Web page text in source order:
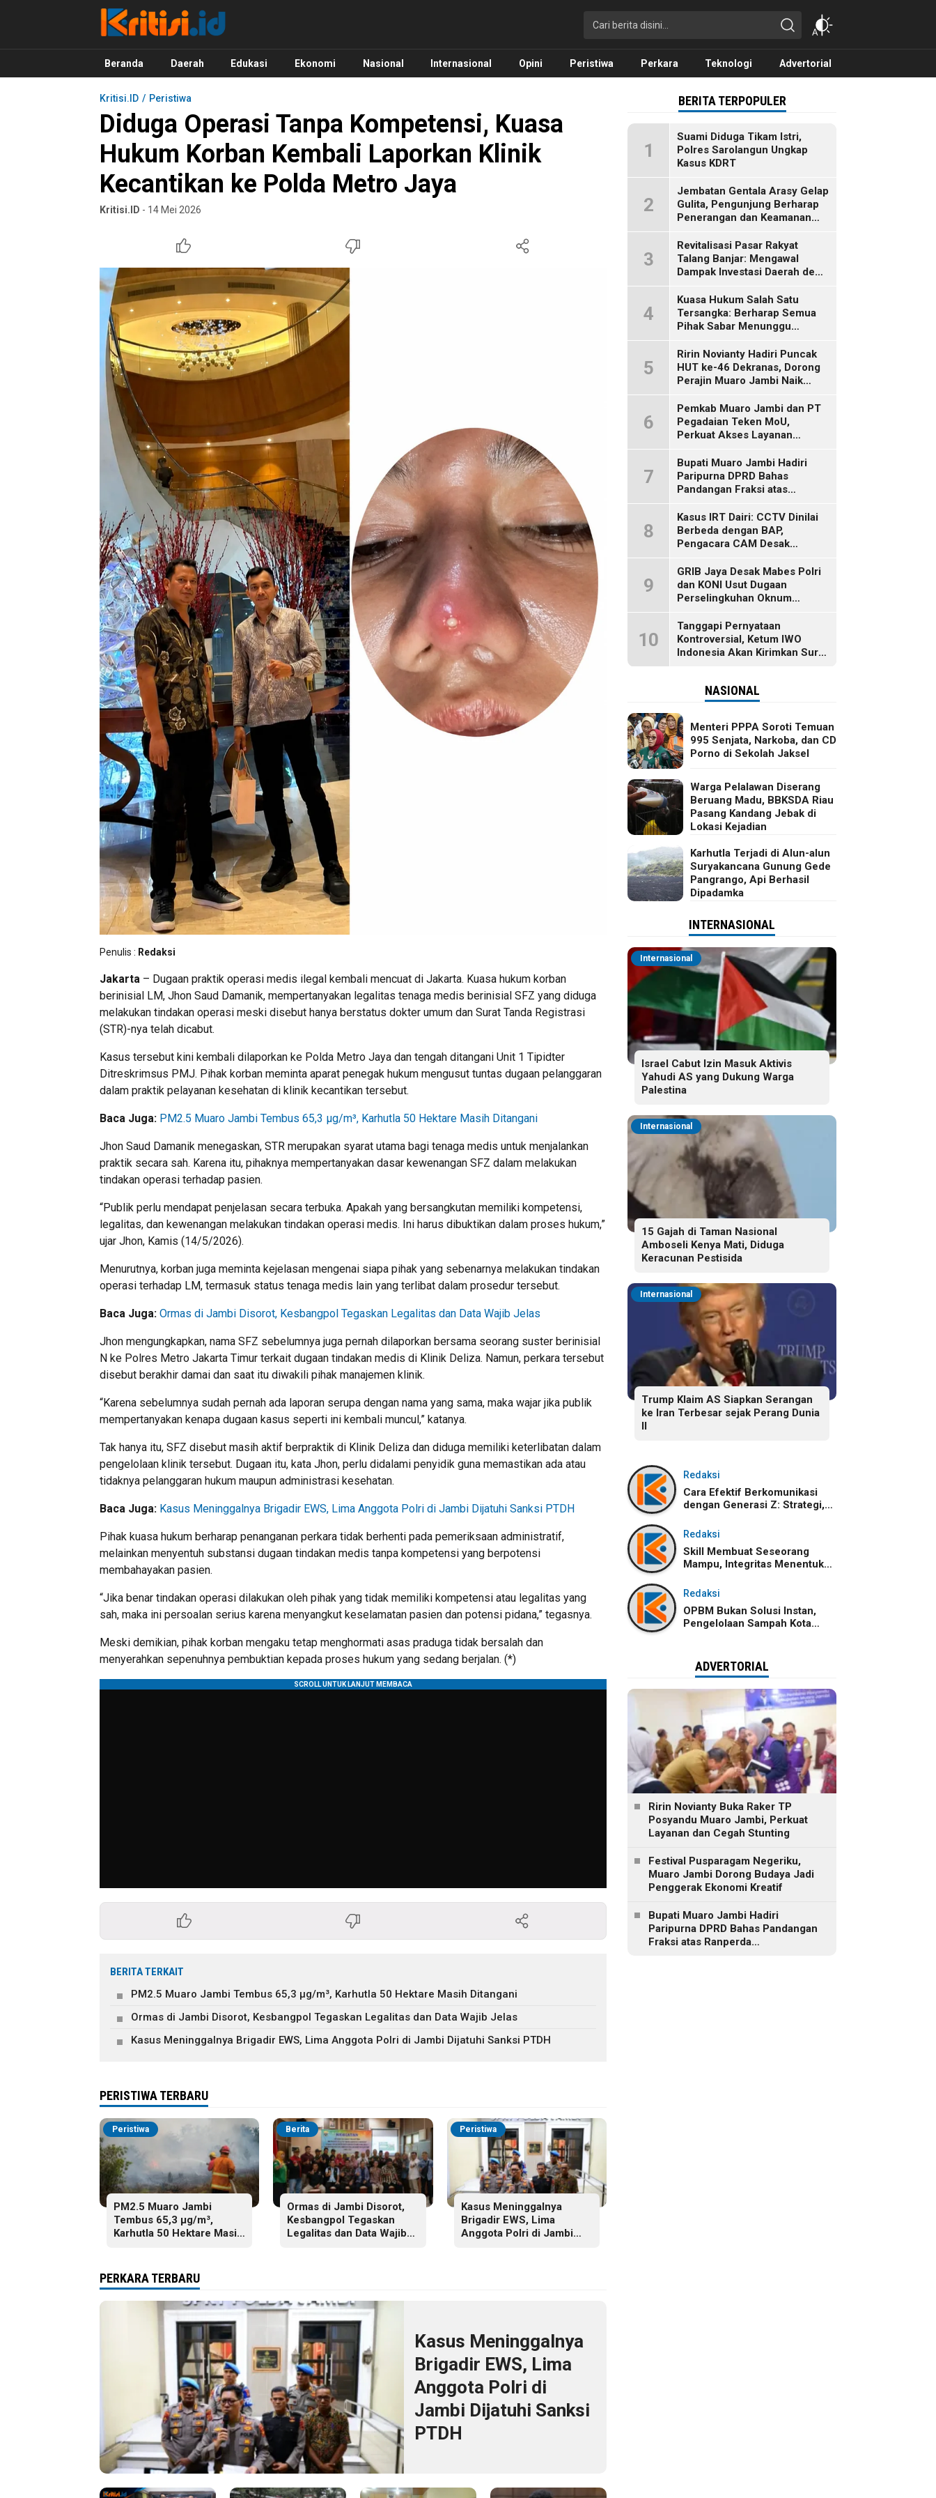
Kritisi.ID
Kritik untuk Negeri!
Beranda Daerah Edukasi Ekonomi Nasional Internasional Opini Peristiwa Perkara Teknologi Advertorial
Kritisi.ID Peristiwa
Diduga Operasi Tanpa Kompetensi, Kuasa
Hukum Korban Kembali Laporkan Klinik
Kecantikan ke Polda Metro Jaya
Kritisi.ID - 14 Mei 2026
Penulis : Redaksi
Jakarta – Dugaan praktik operasi medis ilegal kembali mencuat di Jakarta. Kuasa hukum korban
berinisial LM, Jhon Saud Damanik, mempertanyakan legalitas tenaga medis berinisial SFZ yang diduga
melakukan tindakan operasi meski disebut hanya berstatus dokter umum dan Surat Tanda Registrasi
(STR)-nya telah dicabut.
Kasus tersebut kini kembali dilaporkan ke Polda Metro Jaya dan tengah ditangani Unit 1 Tipidter
Ditreskrimsus PMJ. Pihak korban meminta aparat penegak hukum mengusut tuntas dugaan pelanggaran
dalam praktik pelayanan kesehatan di klinik kecantikan tersebut.
Baca Juga: PM2.5 Muaro Jambi Tembus 65,3 µg/m³, Karhutla 50 Hektare Masih Ditangani
Jhon Saud Damanik menegaskan, STR merupakan syarat utama bagi tenaga medis untuk menjalankan
praktik secara sah. Karena itu, pihaknya mempertanyakan dasar kewenangan SFZ dalam melakukan
tindakan operasi terhadap pasien.
“Publik perlu mendapat penjelasan secara terbuka. Apakah yang bersangkutan memiliki kompetensi,
legalitas, dan kewenangan melakukan tindakan operasi medis. Ini harus dibuktikan dalam proses hukum,”
ujar Jhon, Kamis (14/5/2026).
Menurutnya, korban juga meminta kejelasan mengenai siapa pihak yang sebenarnya melakukan tindakan
operasi terhadap LM, termasuk status tenaga medis lain yang terlibat dalam prosedur tersebut.
Baca Juga: Ormas di Jambi Disorot, Kesbangpol Tegaskan Legalitas dan Data Wajib Jelas
Jhon mengungkapkan, nama SFZ sebelumnya juga pernah dilaporkan bersama seorang suster berinisial
N ke Polres Metro Jakarta Timur terkait dugaan tindakan medis di Klinik Deliza. Namun, perkara tersebut
disebut berakhir damai dan saat itu diwakili pihak manajemen klinik.
“Karena sebelumnya sudah pernah ada laporan serupa dengan nama yang sama, maka wajar jika publik
mempertanyakan kenapa dugaan kasus seperti ini kembali muncul,” katanya.
Tak hanya itu, SFZ disebut masih aktif berpraktik di Klinik Deliza dan diduga memiliki keterlibatan dalam
pengelolaan klinik tersebut. Dugaan itu, kata Jhon, perlu didalami penyidik guna memastikan ada atau
tidaknya pelanggaran hukum maupun administrasi kesehatan.
Baca Juga: Kasus Meninggalnya Brigadir EWS, Lima Anggota Polri di Jambi Dijatuhi Sanksi PTDH
Pihak kuasa hukum berharap penanganan perkara tidak berhenti pada pemeriksaan administratif,
melainkan menyentuh substansi dugaan tindakan medis tanpa kompetensi yang berpotensi
membahayakan pasien.
“Jika benar tindakan operasi dilakukan oleh pihak yang tidak memiliki kompetensi atau legalitas yang
sah, maka ini persoalan serius karena menyangkut keselamatan pasien dan potensi pidana,” tegasnya.
Meski demikian, pihak korban mengaku tetap menghormati asas praduga tidak bersalah dan
menyerahkan sepenuhnya pembuktian kepada proses hukum yang sedang berjalan. (*)
BERITA TERKAIT
PM2.5 Muaro Jambi Tembus 65,3 µg/m³, Karhutla 50 Hektare Masih Ditangani
Ormas di Jambi Disorot, Kesbangpol Tegaskan Legalitas dan Data Wajib Jelas
Kasus Meninggalnya Brigadir EWS, Lima Anggota Polri di Jambi Dijatuhi Sanksi PTDH
PERISTIWA TERBARU
Peristiwa
PM2.5 Muaro Jambi
Tembus 65,3 µg/m³,
Karhutla 50 Hektare Masih
Berita
Ormas di Jambi Disorot,
Kesbangpol Tegaskan
Legalitas dan Data Wajib
Peristiwa
Kasus Meninggalnya
Brigadir EWS, Lima
Anggota Polri di Jambi
PERKARA TERBARU
Kasus Meninggalnya
Brigadir EWS, Lima
Anggota Polri di
Jambi Dijatuhi Sanksi
PTDH
BERITA TERPOPULER
1
Suami Diduga Tikam Istri,
Polres Sarolangun Ungkap
Kasus KDRT
2
Jembatan Gentala Arasy Gelap
Gulita, Pengunjung Berharap
Penerangan dan Keamanan
3
Revitalisasi Pasar Rakyat
Talang Banjar: Mengawal
Dampak Investasi Daerah demi
4
Kuasa Hukum Salah Satu
Tersangka: Berharap Semua
Pihak Sabar Menunggu
5
Ririn Novianty Hadiri Puncak
HUT ke-46 Dekranas, Dorong
Perajin Muaro Jambi Naik
6
Pemkab Muaro Jambi dan PT
Pegadaian Teken MoU,
Perkuat Akses Layanan
7
Bupati Muaro Jambi Hadiri
Paripurna DPRD Bahas
Pandangan Fraksi atas
Pertanggungjawaban APBD
2025
8
Kasus IRT Dairi: CCTV Dinilai
Berbeda dengan BAP,
Pengacara CAM Desak
9
GRIB Jaya Desak Mabes Polri
dan KONI Usut Dugaan
Perselingkuhan Oknum
10
Tanggapi Pernyataan
Kontroversial, Ketum IWO
Indonesia Akan Kirimkan Surat
NASIONAL
Menteri PPPA Soroti Temuan
995 Senjata, Narkoba, dan CD
Porno di Sekolah Jaksel
Warga Pelalawan Diserang
Beruang Madu, BBKSDA Riau
Pasang Kandang Jebak di
Lokasi Kejadian
Karhutla Terjadi di Alun-alun
Suryakancana Gunung Gede
Pangrango, Api Berhasil
Dipadamka
INTERNASIONAL
Internasional
Israel Cabut Izin Masuk Aktivis
Yahudi AS yang Dukung Warga
Palestina
Internasional
15 Gajah di Taman Nasional
Amboseli Kenya Mati, Diduga
Keracunan Pestisida
Internasional
Trump Klaim AS Siapkan Serangan
ke Iran Terbesar sejak Perang Dunia
II
Redaksi
Cara Efektif Berkomunikasi
dengan Generasi Z: Strategi,
Tantangannya
Redaksi
Skill Membuat Seseorang
Mampu, Integritas Menentukan
Dibawa
Redaksi
OPBM Bukan Solusi Instan,
Pengelolaan Sampah Kota
ADVERTORIAL
Ririn Novianty Buka Raker TP
Posyandu Muaro Jambi, Perkuat
Layanan dan Cegah Stunting
Festival Pusparagam Negeriku,
Muaro Jambi Dorong Budaya Jadi
Penggerak Ekonomi Kreatif
Bupati Muaro Jambi Hadiri
Paripurna DPRD Bahas Pandangan
Fraksi atas Ranperda